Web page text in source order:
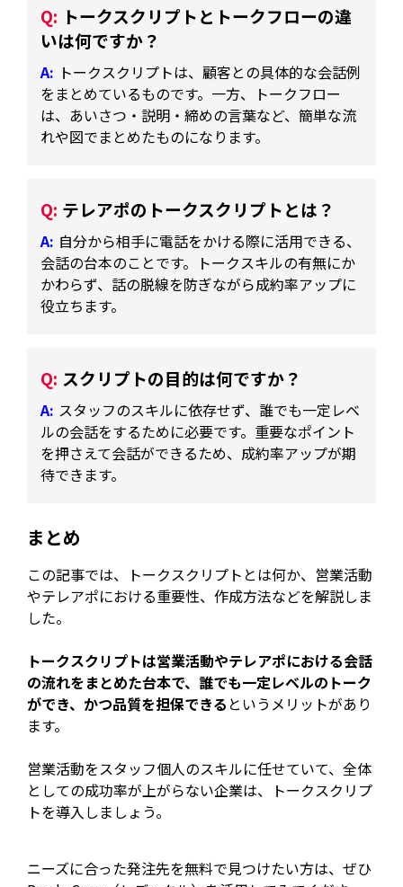
トークスクリプトとトークフローの違
いは何ですか？
トークスクリプトは、顧客との具体的な会話例
をまとめているものです。一方、トークフロー
は、あいさつ・説明・締めの言葉など、簡単な流
れや図でまとめたものになります。
テレアポのトークスクリプトとは？
自分から相手に電話をかける際に活用できる、
会話の台本のことです。トークスキルの有無にか
かわらず、話の脱線を防ぎながら成約率アップに
役立ちます。
スクリプトの目的は何ですか？
スタッフのスキルに依存せず、誰でも一定レベ
ルの会話をするために必要です。重要なポイント
を押さえて会話ができるため、成約率アップが期
待できます。
まとめ
この記事では、トークスクリプトとは何か、営業活動
やテレアポにおける重要性、作成方法などを解説しま
した。
トークスクリプトは営業活動やテレアポにおける会話
の流れをまとめた台本で、誰でも一定レベルのトーク
ができ、かつ品質を担保できる というメリットがあり
ます。
営業活動をスタッフ個人のスキルに任せていて、全体
としての成功率が上がらない企業は、トークスクリプ
トを導入しましょう。
ニーズに合った発注先を無料で見つけたい方は、ぜひ